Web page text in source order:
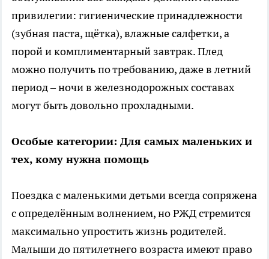
привилегии: гигиенические принадлежности
(зубная паста, щётка), влажные салфетки, а
порой и комплиментарный завтрак. Плед
можно получить по требованию, даже в летний
период – ночи в железнодорожных составах
могут быть довольно прохладными.
Особые категории: Для самых маленьких и
тех, кому нужна помощь
Поездка с маленькими детьми всегда сопряжена
с определённым волнением, но РЖД стремится
максимально упростить жизнь родителей.
Малыши до пятилетнего возраста имеют право